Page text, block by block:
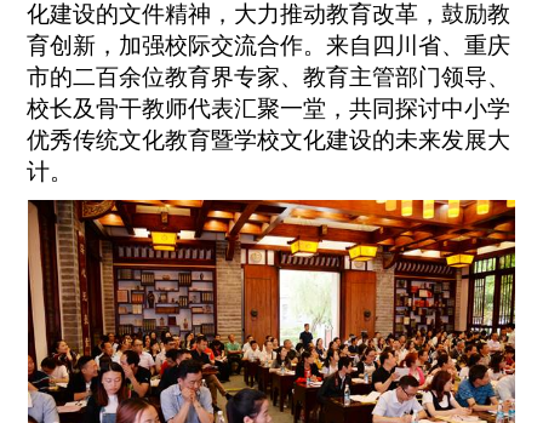
化建设的文件精神，大力推动教育改革，鼓励教
育创新，加强校际交流合作。来自四川省、重庆
市的二百余位教育界专家、教育主管部门领导、
校长及骨干教师代表汇聚一堂，共同探讨中小学
优秀传统文化教育暨学校文化建设的未来发展大
计。